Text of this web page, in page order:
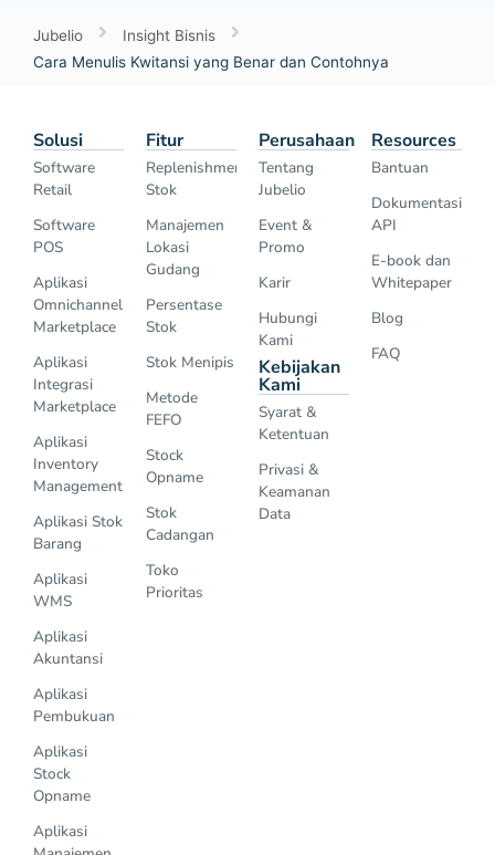
Jubelio
Insight Bisnis
Cara Menulis Kwitansi yang Benar dan Contohnya
Solusi
Software
Retail
Software
POS
Aplikasi
Omnichannel
Marketplace
Aplikasi
Integrasi
Marketplace
Aplikasi
Inventory
Management
Aplikasi Stok
Barang
Aplikasi
WMS
Aplikasi
Akuntansi
Aplikasi
Pembukuan
Aplikasi
Stock
Opname
Aplikasi
Fitur
Replenishment
Stok
Manajemen
Lokasi
Gudang
Persentase
Stok
Stok Menipis
Metode
FEFO
Stock
Opname
Stok
Cadangan
Toko
Prioritas
Perusahaan
Tentang
Jubelio
Event &
Promo
Karir
Hubungi
Kami
Kebijakan
Kami
Syarat &
Ketentuan
Privasi &
Keamanan
Data
Resources
Bantuan
Dokumentasi
API
E-book dan
Whitepaper
Blog
FAQ